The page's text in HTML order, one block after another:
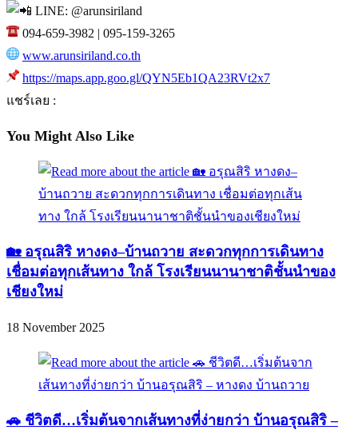
LINE: @arunsiriland
094-659-3982 | 095-159-3265
www.arunsiriland.co.th
https://maps.app.goo.gl/QYN5Eb1QA23RVt2x7
แชร์เลย :
You Might Also Like
🏡 อรุณสิริ หางดง–บ้านถวาย สะดวกทุกการเดินทาง
เชื่อมต่อทุกเส้นทาง ใกล้ โรงเรียนนานาชาติชั้นนำของ
เชียงใหม่
18 November 2025
🚗 ชีวิตดี…เริ่มต้นจากเส้นทางที่ง่ายกว่า บ้านอรุณสิริ –